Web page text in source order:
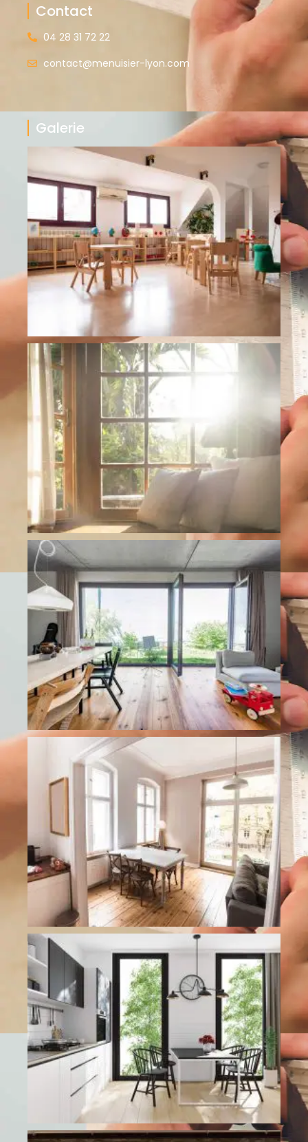
Contact
04 28 31 72 22
contact@menuisier-lyon.com
Galerie